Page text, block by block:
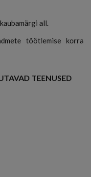
all.
töötlemise korra
TEENUSED